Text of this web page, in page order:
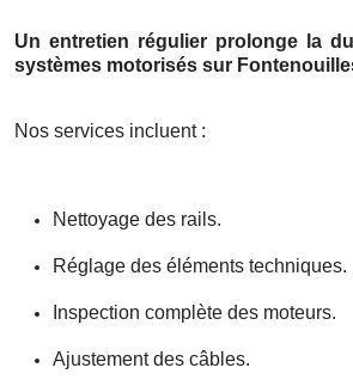
Un entretien régulier prolonge la
systèmes motorisés sur
Nos services incluent :
Nettoyage des rails.
Réglage des éléments techniques.
Inspection complète des moteurs.
Ajustement des câbles.